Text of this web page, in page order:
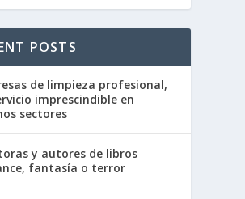
POSTS
de limpieza profesional,
imprescindible en
sectores
y autores de libros
fantasía o terror